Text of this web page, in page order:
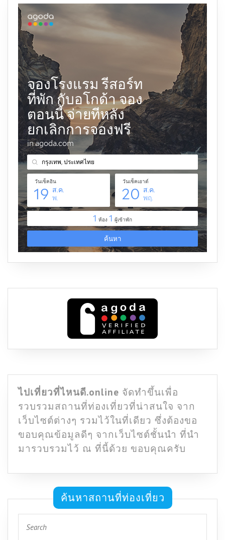
ไปเที่ยวที่ไหนดี.online จัดทำขึ้นเพื่อ
รวบรวมสถานที่ท่องเที่ยวที่น่าสนใจ จาก
เว็บไซต์ต่างๆ รวมไว้ในที่เดียว ซึ่งต้องขอ
ขอบคุณข้อมูลดีๆ จากเว็บไซต์ชั้นนำ ที่นำ
มารวบรวมไว้ ณ ที่นี้ด้วย ขอบคุณครับ
ค้นหาสถานที่ท่องเที่ยว
for: